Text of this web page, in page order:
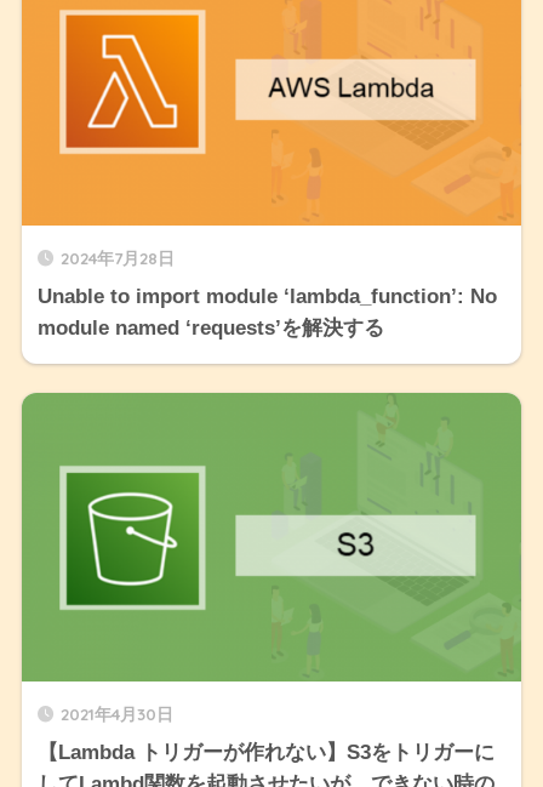
2024年7月28日
Unable to import module ‘lambda_function’: No
module named ‘requests’を解決する
2021年4月30日
【Lambda トリガーが作れない】S3をトリガーに